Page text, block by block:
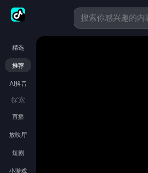
精选
推荐
AI抖音
探索
直播
放映厅
短剧
小游戏